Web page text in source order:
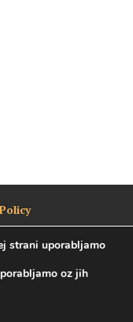
strani uporabljamo
oz jih